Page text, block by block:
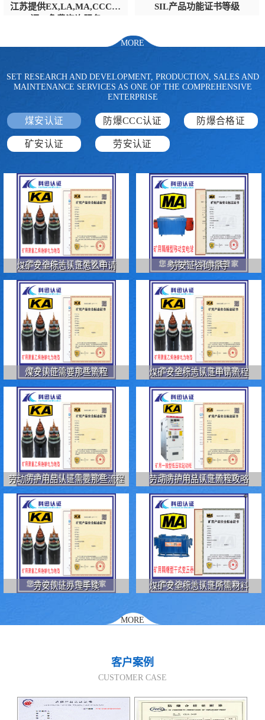
江苏提供EX,LA,MA,CCC认
SIL产品功能证书等级
MORE
SET RESEARCH AND DEVELOPMENT, PRODUCTION, SALES AND
MAINTENANCE SERVICES AS ONE OF THE COMPREHENSIVE
ENTERPRISE
煤安认证 防爆CCC认证 防爆合格证
矿安认证 劳安认证
煤矿安全标志认证怎么申请 劳安证咨询指导
煤安认证需要那些流程 煤矿安全标志认证申请流程
劳动防护用品认证需要那些流程 劳动防护用品认证流程攻略
劳安认证办理手续 煤矿安全标志认证所需材料
MORE
客户案例
CUSTOMER CASE